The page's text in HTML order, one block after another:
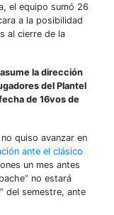
el equipo sumó 26
a la posibilidad
al cierre de la
la dirección
del Plantel
de 16vos de
quiso avanzar en
ante el clásico
un mes antes
no estará
del semestre, ante